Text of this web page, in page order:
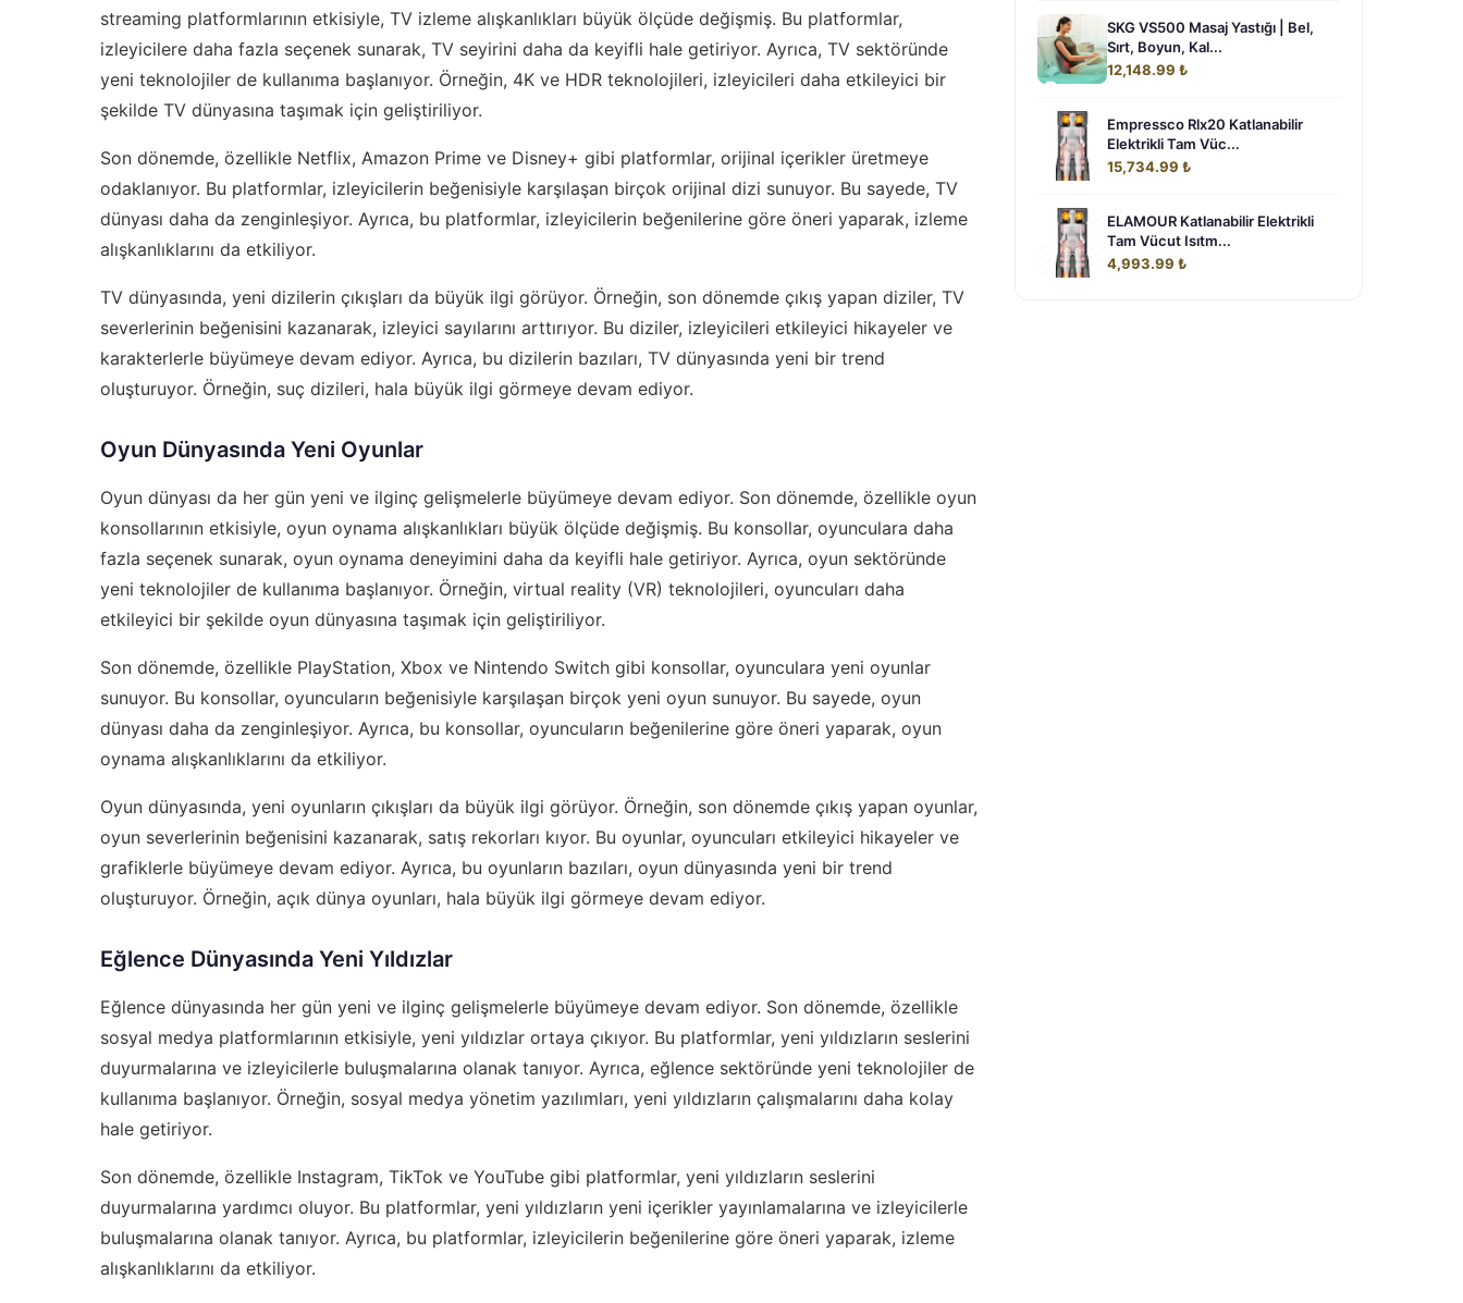
streaming platformlarının etkisiyle, TV izleme alışkanlıkları büyük ölçüde değişmiş. Bu platformlar,
izleyicilere daha fazla seçenek sunarak, TV seyirini daha da keyifli hale getiriyor. Ayrıca, TV sektöründe
yeni teknolojiler de kullanıma başlanıyor. Örneğin, 4K ve HDR teknolojileri, izleyicileri daha etkileyici bir
şekilde TV dünyasına taşımak için geliştiriliyor.
Son dönemde, özellikle Netflix, Amazon Prime ve Disney+ gibi platformlar, orijinal içerikler üretmeye
odaklanıyor. Bu platformlar, izleyicilerin beğenisiyle karşılaşan birçok orijinal dizi sunuyor. Bu sayede, TV
dünyası daha da zenginleşiyor. Ayrıca, bu platformlar, izleyicilerin beğenilerine göre öneri yaparak, izleme
alışkanlıklarını da etkiliyor.
TV dünyasında, yeni dizilerin çıkışları da büyük ilgi görüyor. Örneğin, son dönemde çıkış yapan diziler, TV
severlerinin beğenisini kazanarak, izleyici sayılarını arttırıyor. Bu diziler, izleyicileri etkileyici hikayeler ve
karakterlerle büyümeye devam ediyor. Ayrıca, bu dizilerin bazıları, TV dünyasında yeni bir trend
oluşturuyor. Örneğin, suç dizileri, hala büyük ilgi görmeye devam ediyor.
Oyun Dünyasında Yeni Oyunlar
Oyun dünyası da her gün yeni ve ilginç gelişmelerle büyümeye devam ediyor. Son dönemde, özellikle oyun
konsollarının etkisiyle, oyun oynama alışkanlıkları büyük ölçüde değişmiş. Bu konsollar, oyunculara daha
fazla seçenek sunarak, oyun oynama deneyimini daha da keyifli hale getiriyor. Ayrıca, oyun sektöründe
yeni teknolojiler de kullanıma başlanıyor. Örneğin, virtual reality (VR) teknolojileri, oyuncuları daha
etkileyici bir şekilde oyun dünyasına taşımak için geliştiriliyor.
Son dönemde, özellikle PlayStation, Xbox ve Nintendo Switch gibi konsollar, oyunculara yeni oyunlar
sunuyor. Bu konsollar, oyuncuların beğenisiyle karşılaşan birçok yeni oyun sunuyor. Bu sayede, oyun
dünyası daha da zenginleşiyor. Ayrıca, bu konsollar, oyuncuların beğenilerine göre öneri yaparak, oyun
oynama alışkanlıklarını da etkiliyor.
Oyun dünyasında, yeni oyunların çıkışları da büyük ilgi görüyor. Örneğin, son dönemde çıkış yapan oyunlar,
oyun severlerinin beğenisini kazanarak, satış rekorları kıyor. Bu oyunlar, oyuncuları etkileyici hikayeler ve
grafiklerle büyümeye devam ediyor. Ayrıca, bu oyunların bazıları, oyun dünyasında yeni bir trend
oluşturuyor. Örneğin, açık dünya oyunları, hala büyük ilgi görmeye devam ediyor.
Eğlence Dünyasında Yeni Yıldızlar
Eğlence dünyasında her gün yeni ve ilginç gelişmelerle büyümeye devam ediyor. Son dönemde, özellikle
sosyal medya platformlarının etkisiyle, yeni yıldızlar ortaya çıkıyor. Bu platformlar, yeni yıldızların seslerini
duyurmalarına ve izleyicilerle buluşmalarına olanak tanıyor. Ayrıca, eğlence sektöründe yeni teknolojiler de
kullanıma başlanıyor. Örneğin, sosyal medya yönetim yazılımları, yeni yıldızların çalışmalarını daha kolay
hale getiriyor.
Son dönemde, özellikle Instagram, TikTok ve YouTube gibi platformlar, yeni yıldızların seslerini
duyurmalarına yardımcı oluyor. Bu platformlar, yeni yıldızların yeni içerikler yayınlamalarına ve izleyicilerle
buluşmalarına olanak tanıyor. Ayrıca, bu platformlar, izleyicilerin beğenilerine göre öneri yaparak, izleme
alışkanlıklarını da etkiliyor.
SKG VS500 Masaj Yastığı | Bel,
Sırt, Boyun, Kal...
12,148.99 ₺
Empressco Rlx20 Katlanabilir
Elektrikli Tam Vüc...
15,734.99 ₺
ELAMOUR Katlanabilir Elektrikli
Tam Vücut Isıtm...
4,993.99 ₺